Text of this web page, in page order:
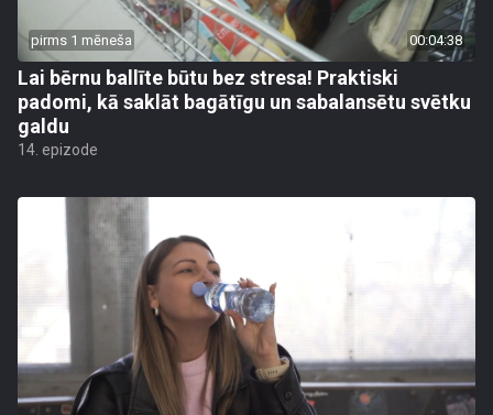
pirms 1 mēneša 00:04:38
Lai bērnu ballīte būtu bez stresa! Praktiski
padomi, kā saklāt bagātīgu un sabalansētu svētku
galdu
14. epizode